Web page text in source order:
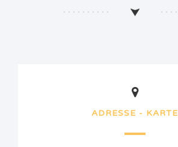
ADRESSE - KARTE